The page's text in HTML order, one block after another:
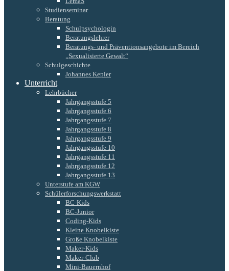
Studienseminar
Beratung
Schulpsychologin
Beratungslehrer
Beratungs- und Präventionsangebote im Bereich
„Sexualisierte Gewalt“
Schulgeschichte
Johannes Kepler
Unterricht
Lehrbücher
Jahrgangsstufe 5
Jahrgangsstufe 6
Jahrgangsstufe 7
Jahrgangsstufe 8
Jahrgangsstufe 9
Jahrgangsstufe 10
Jahrgangsstufe 11
Jahrgangsstufe 12
Jahrgangsstufe 13
Unterstufe am KGW
Schülerforschungswerkstatt
BC-Kids
BC-Junior
Coding-Kids
Kleine Knobelkiste
Große Knobelkiste
Maker-Kids
Maker-Club
Mini-Bauernhof